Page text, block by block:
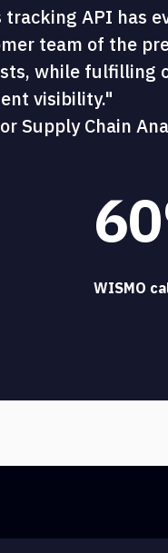
API has
team of the
while fulfilling
visibility."
Supply Chain
WISMO